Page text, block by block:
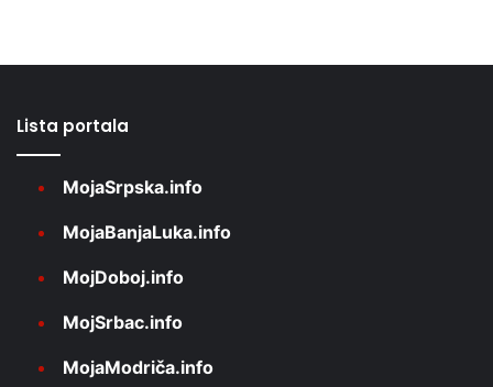
Lista portala
MojaSrpska.info
MojaBanjaLuka.info
MojDoboj.info
MojSrbac.info
MojaModriča.info